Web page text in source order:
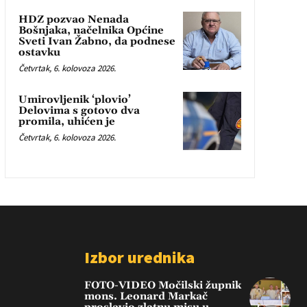
HDZ pozvao Nenada
Bošnjaka, načelnika Općine
Sveti Ivan Žabno, da podnese
ostavku
Četvrtak, 6. kolovoza 2026.
Umirovljenik ‘plovio’
Delovima s gotovo dva
promila, uhićen je
Četvrtak, 6. kolovoza 2026.
Izbor urednika
FOTO-VIDEO Močilski župnik
mons. Leonard Markač